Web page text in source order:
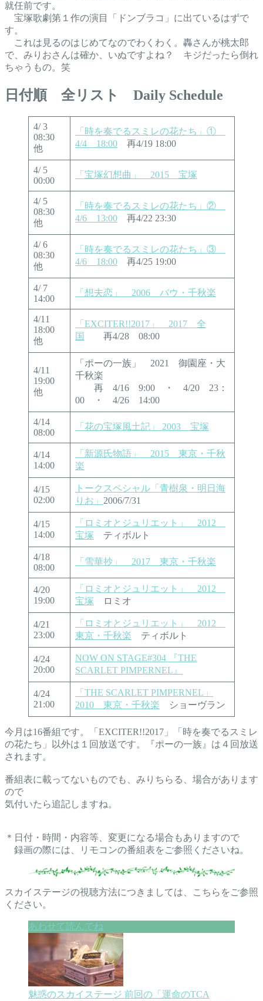
就任前です。
宝塚歌劇第１作の演目「ドンブラコ」に出ているはずで
す。
これは見るのはじめてなのでわくわく。轟さんが桃太郎
で、みりおさんは確か、いぬですよね？ キジだったら倒れ
ちゃうもの。笑
日付順 全リスト Daily Schedule
4/ 3
08:30
他
「時を奏でるスミレの花たち」①
4/4 18:00 再4/19 18:00
4/ 5
00:00
「宝塚幻想曲」 2015 宝塚
4/ 5
08:30
他
「時を奏でるスミレの花たち」②
4/6 13:00 再4/22 23:30
4/ 6
08:30
他
「時を奏でるスミレの花たち」③
4/6 18:00 再4/25 19:00
4/ 7
14:00
「想夫恋」 2006 バウ・千秋楽
4/11
18:00
他
「EXCITER!!2017」 2017 全
国
再4/28 08:00
4/11
19:00
他
「ポーの一族」 2021 御園座・大
千秋楽
再 4/16 9:00 ・ 4/20 23：
00 ・ 4/26 14:00
4/14
08:00
「花の宝塚風土記」 2003 宝塚
4/14
14:00
「新源氏物語」 2015 東京・千秋
楽
4/15
02:00
トークスペシャル「青樹泉・明日海
りお」 2006/7/31
4/15
14:00
「ロミオとジュリエット」 2012
宝塚 ティボルト
4/18
08:00
「雪華抄」 2017 東京・千秋楽
4/20
19:00
「ロミオとジュリエット」 2012
宝塚 ロミオ
4/21
23:00
「ロミオとジュリエット」 2012
東京・千秋楽 ティボルト
4/24
20:00
NOW ON STAGE#304 『THE
SCARLET PIMPERNEL』
4/24
21:00
「THE SCARLET PIMPERNEL」
2010 東京・千秋楽 ショーヴラン
今月は16番組です。「EXCITER!!2017」「時を奏でるスミレ
の花たち」以外は１回放送です。『ポーの一族』は４回放送
されます。
番組表に載ってないものでも、みりちらる、場合があります
ので
気付いたら追記しますね。
＊日付・時間・内容等、変更になる場合もありますので
録画の際には、リモコンの番組表をご参照くださいね。
スカイステージの視聴方法につきましては、こちらをご参照
ください。
魅惑のスカイステージ 前回の「運命のTCA